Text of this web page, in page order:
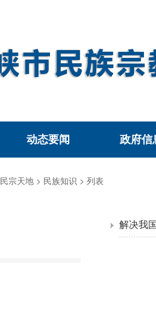
动态要闻 政府信
民宗天地 > 民族知识 > 列表
解决我